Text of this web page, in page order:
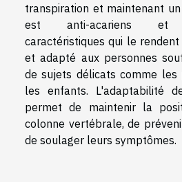
transpiration et maintenant
est anti-acariens et
caractéristiques qui le
et adapté aux personnes
de sujets délicats comme les
les enfants. L'adaptabilité
permet de maintenir la
colonne vertébrale, de
de soulager leurs symptômes.